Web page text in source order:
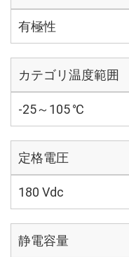
有極性
カテゴリ温度範囲
-25～105 ℃
定格電圧
180 Vdc
静電容量